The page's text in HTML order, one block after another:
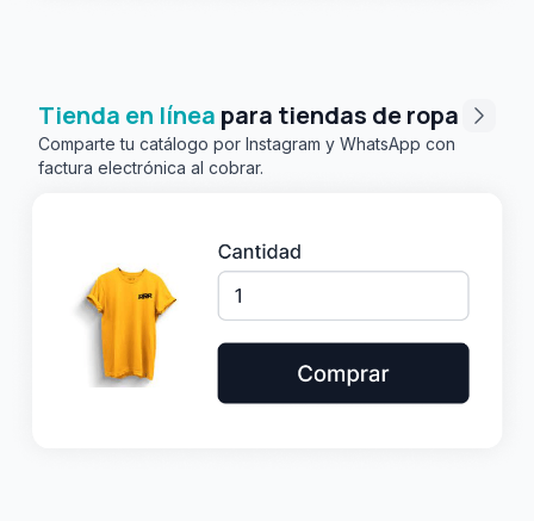
Tienda en línea para tiendas de ropa
Comparte tu catálogo por Instagram y WhatsApp con
factura electrónica al cobrar.